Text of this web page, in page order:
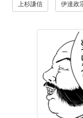
上杉謙信 伊達政